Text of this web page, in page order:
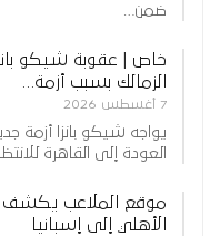
ضمن…
خاص | عقوبة شيكو
الزمالك بسبب أزمة…
7 أغسطس 2026
يواجه شيكو بانزا أزمة
العودة إلى القاهرة
موقع الملاعب يكشف
الأهلي إلى إسبانيا